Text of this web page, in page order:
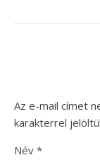
Az e-mail címet
karakterrel
Név *